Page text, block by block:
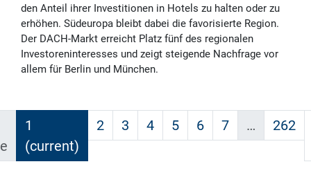
den Anteil ihrer Investitionen in Hotels zu halten oder zu
erhöhen. Südeuropa bleibt dabei die favorisierte Region.
Der DACH-Markt erreicht Platz fünf des regionalen
Investoreninteresses und zeigt steigende Nachfrage vor
allem für Berlin und München.
1
(current)
2 3 4 5 6 7 … 262